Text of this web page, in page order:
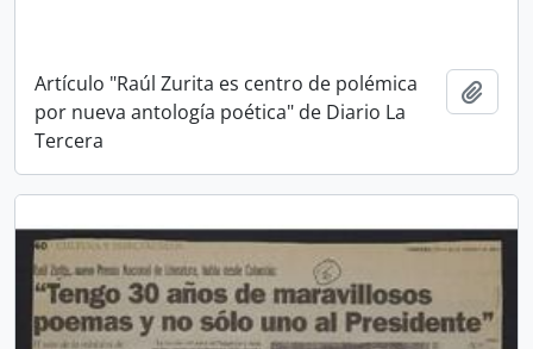
Artículo "Raúl Zurita es centro de polémica
por nueva antología poética" de Diario La
Tercera